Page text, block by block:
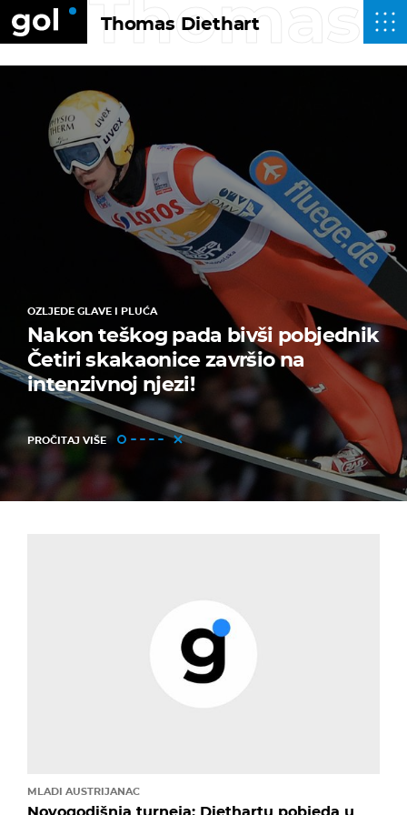
Thomas Diethart
Thomas
OZLJEDE GLAVE I PLUĆA
Nakon teškog pada bivši pobjednik
Četiri skakaonice završio na
intenzivnoj njezi!
PROČITAJ VIŠE
MLADI AUSTRIJANAC